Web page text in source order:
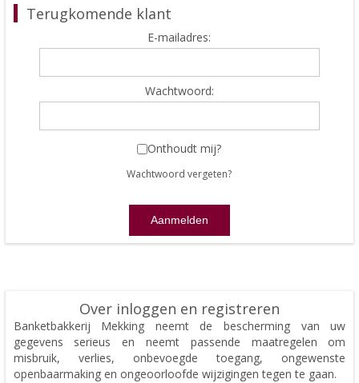
Terugkomende klant
E-mailadres:
Wachtwoord:
Onthoudt mij?
Wachtwoord vergeten?
Over inloggen en registreren
Banketbakkerij Mekking neemt de bescherming van uw
gegevens serieus en neemt passende maatregelen om
misbruik, verlies, onbevoegde toegang, ongewenste
openbaarmaking en ongeoorloofde wijzigingen tegen te gaan.